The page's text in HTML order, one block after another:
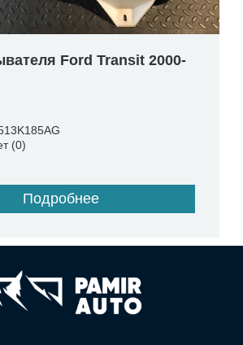
Ford Transit 2000-
В наличии: Нет (0)
Подробнее